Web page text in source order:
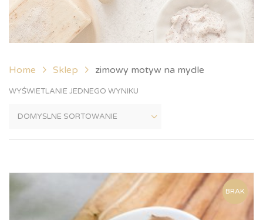
Home Sklep zimowy motyw na mydle
WYŚWIETLANIE JEDNEGO WYNIKU
BRAK